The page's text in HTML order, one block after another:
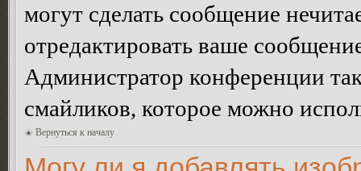
могут сделать сообщение
отредактировать ваше
Администратор конференции
смайликов, которое можно
Вернуться к началу